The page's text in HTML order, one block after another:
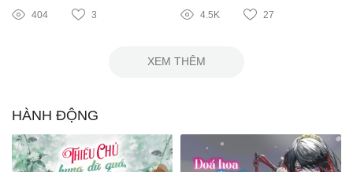
404 3 4.5K 27
XEM THÊM
HÀNH ĐỘNG